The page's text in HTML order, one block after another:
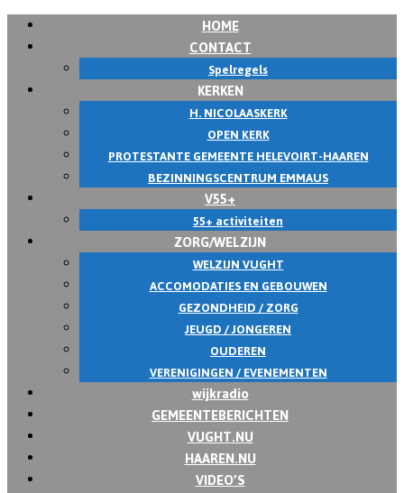
Skip
HOME
CONTACT
Spelregels
KERKEN
H. NICOLAASKERK
OPEN KERK
PROTESTANTE GEMEENTE HELEVOIRT-HAAREN
BEZINNINGSCENTRUM EMMAUS
V55+
55+ activiteiten
ZORG/WELZIJN
WELZIJN VUGHT
ACCOMODATIES EN GEBOUWEN
GEZONDHEID / ZORG
JEUGD / JONGEREN
OUDEREN
VERENIGINGEN / EVENEMENTEN
wijkradio
GEMEENTEBERICHTEN
VUGHT.NU
HAAREN.NU
VIDEO’S